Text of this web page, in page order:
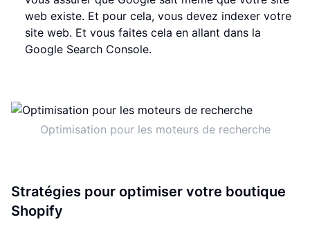
web existe. Et pour cela, vous devez indexer votre
site web. Et vous faites cela en allant dans la
Google Search Console.
Optimisation pour les moteurs de recherche
Stratégies pour optimiser votre boutique
Shopify